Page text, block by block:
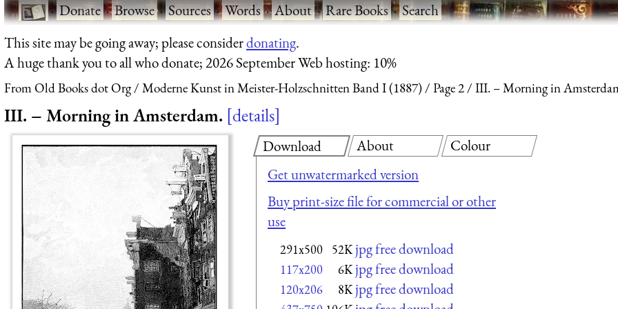
·Donate·Browse·Sources·Words·About·Rare Books·Search
This site may be going away; please considerdonating.
A huge thank you to all who donate; 2026 September Web hosting: 10%
From Old Books dot Org Moderne Kunst in Meister-Holzschnitten Band I (1887) Page 2 III. – Morning in
III. – Morning in Amsterdam. details
Download
Get unwatermarked version
Buy print-size file for commercial or other
use
291x500 52K jpg free download
117x200 6K jpg free download
120x206 8K jpg free download
About Colour